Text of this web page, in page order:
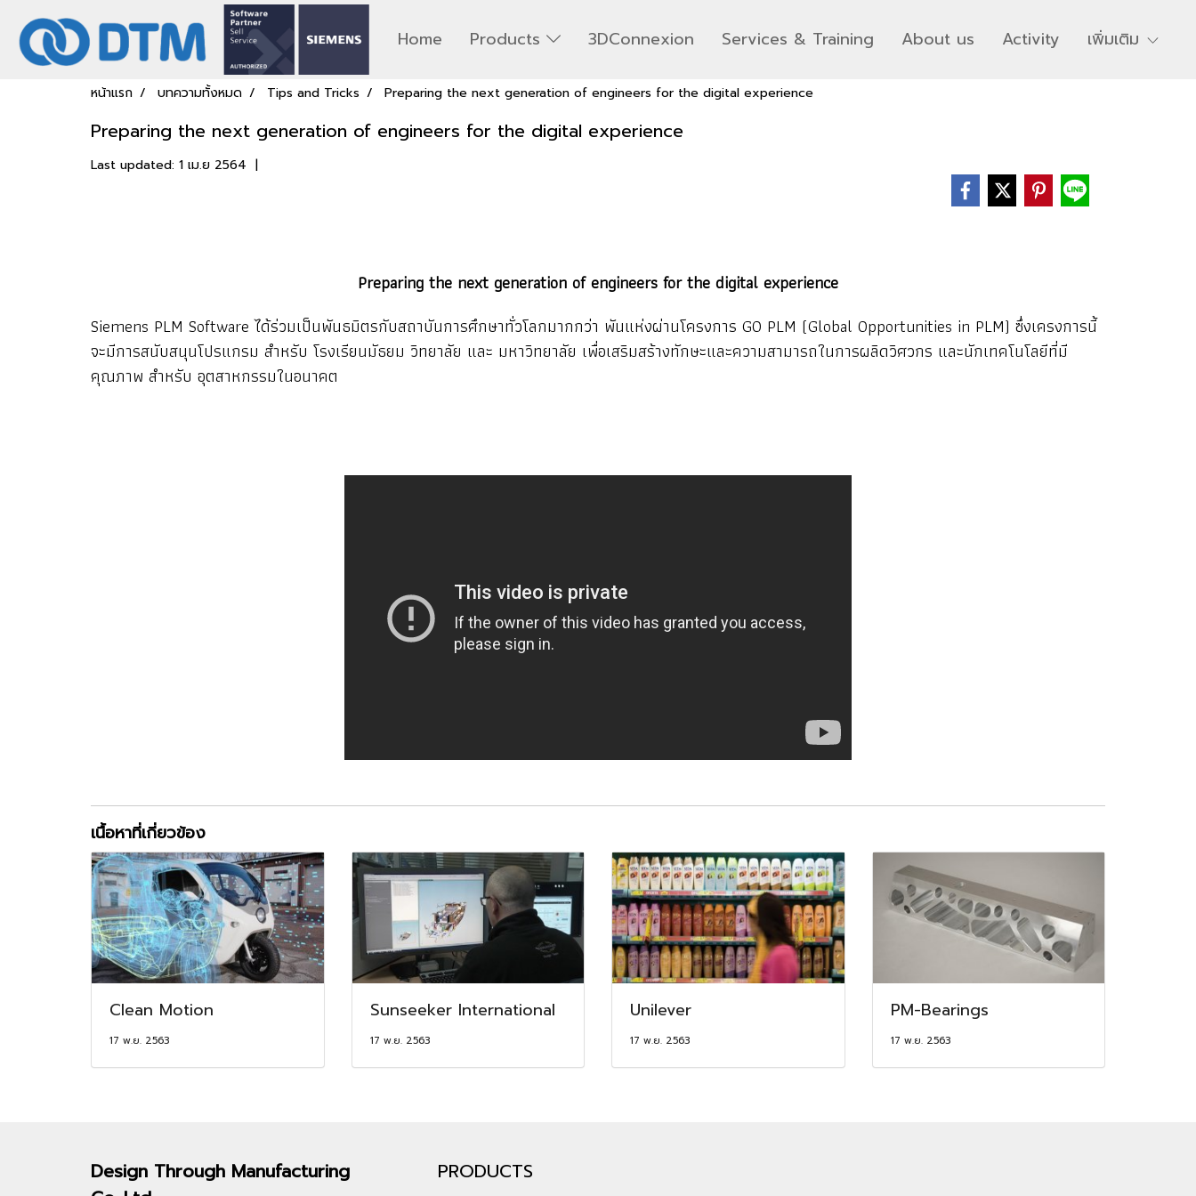
Home Products 3DConnexion Services & Training About us Activity เพิ่มเติม
หน้าแรก บทความทั้งหมด Tips and Tricks Preparing the next generation of engineers for the digital experience
Preparing the next generation of engineers for the digital experience
Last updated: 1 เม.ย 2564 |
Preparing the next generation of engineers for the digital experience
Siemens PLM Software ได้ร่วมเป็นพันธมิตรกับสถาบันการศึกษาทั่วโลกมากกว่า พันแห่งผ่านโครงการ GO PLM (Global Opportunities in PLM) ซึ่งเครงการนี้
จะมีการสนับสนุนโปรแกรม สำหรับ โรงเรียนมัธยม วิทยาลัย และ มหาวิทยาลัย เพื่อเสริมสร้างทักษะและความสามารถในการผลิดวิศวกร และนักเทคโนโลยีที่มี
คุณภาพ สำหรับ อุตสาหกรรมในอนาคต
เนื้อหาที่เกี่ยวข้อง
Clean Motion
17 พ.ย. 2563
Sunseeker International
17 พ.ย. 2563
Unilever
17 พ.ย. 2563
PM-Bearings
17 พ.ย. 2563
Design Through Manufacturing
PRODUCTS